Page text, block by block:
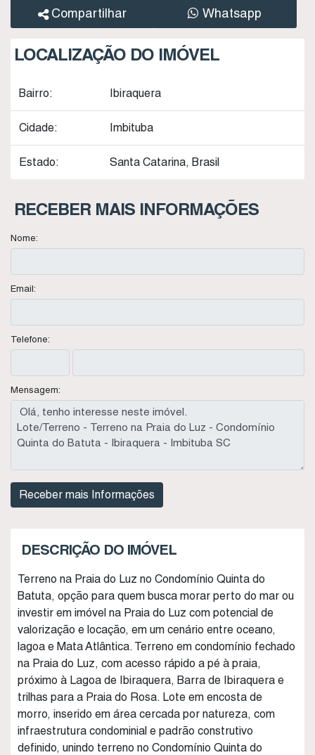
Compartilhar Whatsapp
LOCALIZAÇÃO DO IMÓVEL
Bairro: Ibiraquera
Cidade: Imbituba
Estado: Santa Catarina, Brasil
RECEBER MAIS INFORMAÇÕES
Nome:
Email:
Telefone:
Mensagem:
DESCRIÇÃO DO IMÓVEL
Terreno na Praia do Luz no Condomínio Quinta do
Batuta, opção para quem busca morar perto do mar ou
investir em imóvel na Praia do Luz com potencial de
valorização e locação, em um cenário entre oceano,
lagoa e Mata Atlântica. Terreno em condomínio fechado
na Praia do Luz, com acesso rápido a pé à praia,
próximo à Lagoa de Ibiraquera, Barra de Ibiraquera e
trilhas para a Praia do Rosa. Lote em encosta de
morro, inserido em área cercada por natureza, com
infraestrutura condominial e padrão construtivo
definido, unindo terreno no Condomínio Quinta do